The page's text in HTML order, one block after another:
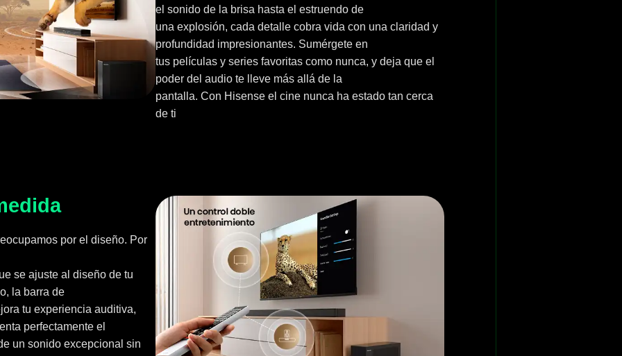
el sonido de la brisa hasta el estruendo de
una explosión, cada detalle cobra vida con una claridad y
profundidad impresionantes. Sumérgete en
tus películas y series favoritas como nunca, y deja que el
poder del audio te lleve más allá de la
pantalla. Con Hisense el cine nunca ha estado tan cerca
de ti
por el diseño. Por
se ajuste al diseño de tu
la barra de
tu experiencia auditiva,
perfectamente el
un sonido excepcional sin